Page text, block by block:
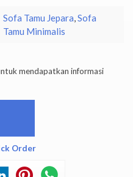
Sofa Tamu Jepara,Sofa
Tamu Minimalis
mendapatkan informasi
Order